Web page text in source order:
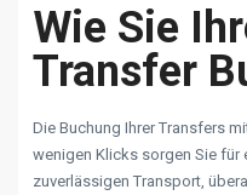
Wie Sie
Transfer
Die Buchung Ihrer Transfers
wenigen Klicks sorgen Sie für
zuverlässigen Transport,